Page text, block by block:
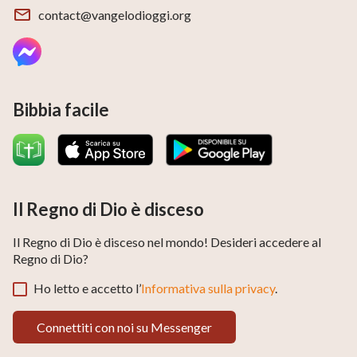
peccati. Dal fatto dell’opera di Dio, vediamo che Dio
ha sempre realizzato la Sua opera sulla terra per
salvare le persone e guidarle a vivere e adorare Dio, e
aspettativa di essere rapiti nell’aria non è in linea con il
fatto dell’opera di Dio.
Che cos’è il rapimento prima delle
contact@vangelodioggi.org
Bibbia facile
Il Regno di Dio è disceso
Il Regno di Dio è disceso nel mondo! Desideri accedere al
Regno di Dio?
Ho letto e accetto l’Informativa sulla privacy.
Connettiti con noi su Messenger